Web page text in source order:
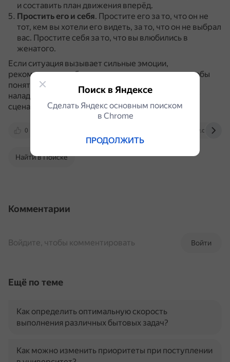
и составить план движения вперёд.
Простить его и себя. Простите его за то, что он не
тот, кем вы хотели его видеть, за то, что он не выбрал
вас. Простите себя за то, что вы влюбились в
женатого.
Если ситуация вызывает сильные эмоции,
рекомендуется обратиться к психотерапевту, чтобы
понять, почему так происходит, и попробовать
наладить отношения по новому, не драматичному
сценарию.
0 www.wikihow.com
Найти в Поиске
Комментарии
Войти
Войдите, чтобы комментировать
Ещё по теме
Как определить оптимальную скорость
выполнения различных бытовых задач?
Как можно изменить приоритеты при поступлении
Поиск в Яндексе
Сделать Яндекс основным поиском
в Сhrome
ПРОДОЛЖИТЬ